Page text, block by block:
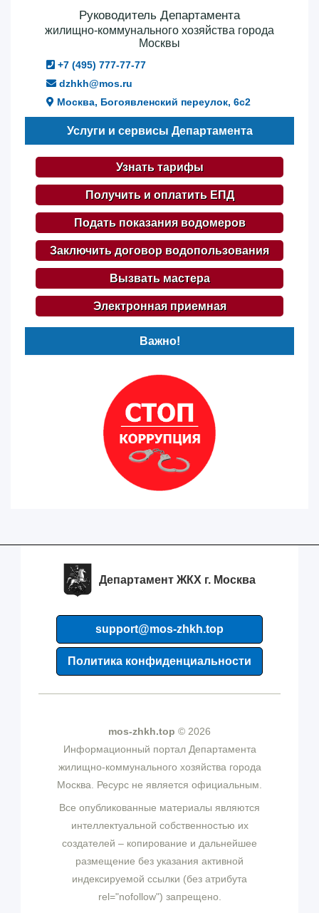
Руководитель Департамента
жилищно-коммунального хозяйства города
Москвы
+7 (495) 777-77-77
dzhkh@mos.ru
Москва, Богоявленский переулок, 6с2
Услуги и сервисы Департамента
Узнать тарифы
Получить и оплатить ЕПД
Подать показания водомеров
Заключить договор водопользования
Вызвать мастера
Электронная приемная
Важно!
Департамент ЖКХ г. Москва
support@mos-zhkh.top
Политика конфиденциальности
mos-zhkh.top © 2026
Информационный портал Департамента
жилищно-коммунального хозяйства города
Москва. Ресурс не является официальным.
Все опубликованные материалы являются
интеллектуальной собственностью их
создателей – копирование и дальнейшее
размещение без указания активной
индексируемой ссылки (без атрибута
rel="nofollow") запрещено.